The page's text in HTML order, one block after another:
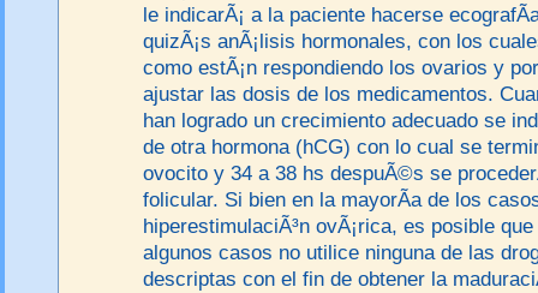
le indicarÃ¡ a la paciente hacerse
quizÃ¡s anÃ¡lisis hormonales, con los
como estÃ¡n respondiendo los ovarios y
ajustar las dosis de los medicamentos.
han logrado un crecimiento adecuado se
de otra hormona (hCG) con lo cual se
ovocito y 34 a 38 hs despuÃ©s se
folicular. Si bien en la mayorÃ­a de los
hiperestimulaciÃ³n ovÃ¡rica, es posible
algunos casos no utilice ninguna de las
descriptas con el fin de obtener la